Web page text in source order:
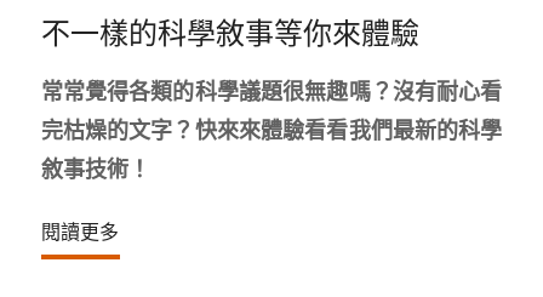
不一樣的科學敘事等你來體驗
常常覺得各類的科學議題很無趣嗎？沒有耐心看
完枯燥的文字？快來來體驗看看我們最新的科學
敘事技術！
閱讀更多